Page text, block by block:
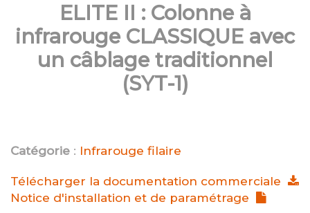
ELITE II : Colonne à
infrarouge CLASSIQUE avec
un câblage traditionnel
(SYT-1)
Catégorie : Infrarouge filaire
Télécharger la documentation commerciale
Notice d'installation et de paramétrage